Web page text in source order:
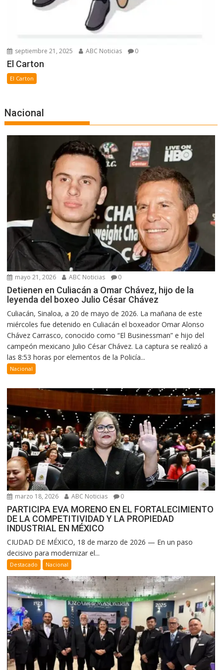
septiembre 21, 2025 ABC Noticias 0
El Carton
El Carton
Nacional
mayo 21, 2026 ABC Noticias 0
Detienen en Culiacán a Omar Chávez, hijo de la
leyenda del boxeo Julio César Chávez
Culiacán, Sinaloa, a 20 de mayo de 2026. La mañana de este
miércoles fue detenido en Culiacán el boxeador Omar Alonso
Chávez Carrasco, conocido como “El Businessman” e hijo del
campeón mexicano Julio César Chávez. La captura se realizó a
las 8:53 horas por elementos de la Policía...
Nacional
marzo 18, 2026 ABC Noticias 0
PARTICIPA EVA MORENO EN EL FORTALECIMIENTO
DE LA COMPETITIVIDAD Y LA PROPIEDAD
INDUSTRIAL EN MÉXICO
CIUDAD DE MÉXICO, 18 de marzo de 2026 — En un paso
decisivo para modernizar el...
Destacado Nacional